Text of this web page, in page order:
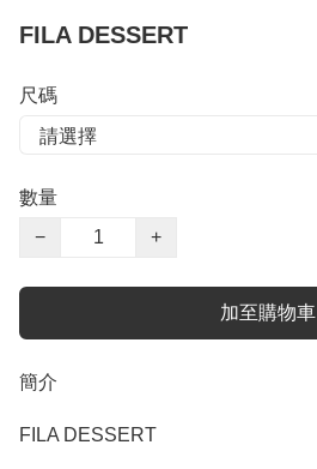
FILA DESSERT
尺碼
數量
−
+
加至購物車
簡介
FILA DESSERT